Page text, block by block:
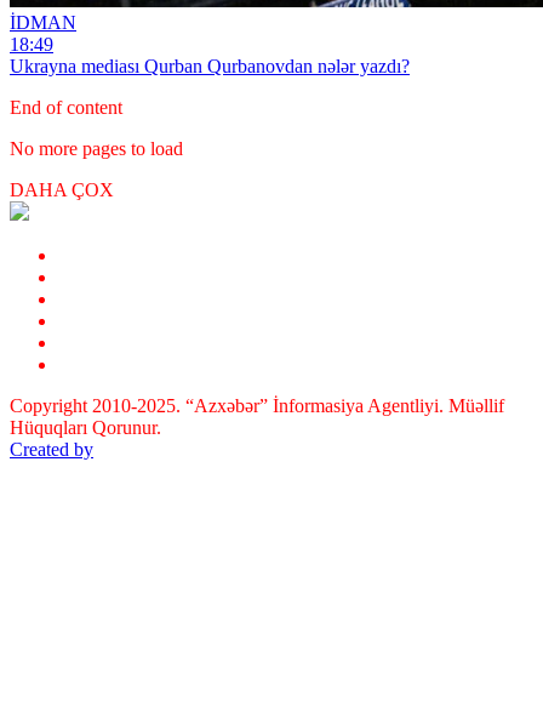
İDMAN
18:49
Ukrayna mediası Qurban Qurbanovdan nələr yazdı?
End of content
No more pages to load
DAHA ÇOX
Copyright 2010-2025. “Azxəbər” İnformasiya Agentliyi. Müəllif
Hüquqları Qorunur.
Created by